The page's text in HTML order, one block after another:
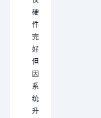
硬
件
完
好
但
因
系
统
升